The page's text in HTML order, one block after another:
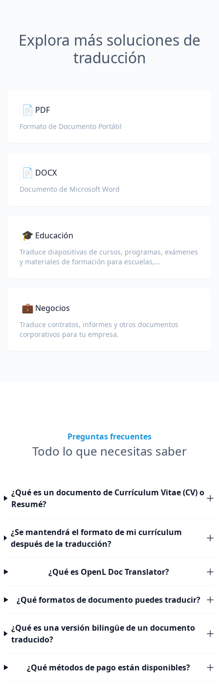
Explora más soluciones de
traducción
📄 PDF
Formato de Documento Portátil
📄 DOCX
Documento de Microsoft Word
🎓 Educación
Traduce diapositivas de cursos, programas, exámenes
y materiales de formación para escuelas,
💼 Negocios
Traduce contratos, informes y otros documentos
corporativos para tu empresa.
Preguntas frecuentes
Todo lo que necesitas saber
¿Qué es un documento de Currículum Vitae (CV) o
Resumé?
¿Se mantendrá el formato de mi currículum
después de la traducción?
¿Qué es OpenL Doc Translator?
¿Qué formatos de documento puedes traducir?
¿Qué es una versión bilingüe de un documento
traducido?
¿Qué métodos de pago están disponibles?